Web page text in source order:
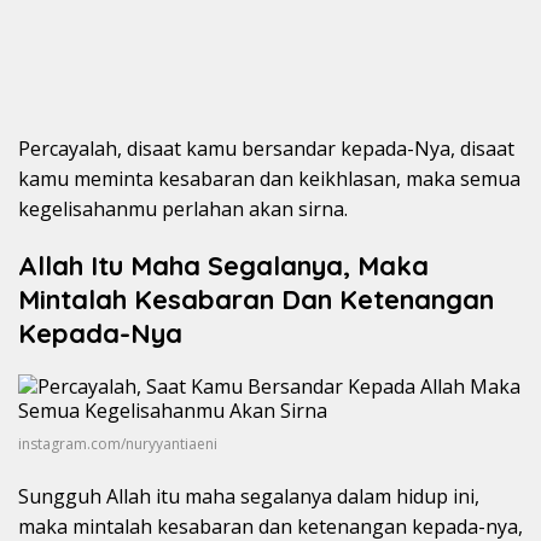
Percayalah, disaat kamu bersandar kepada-Nya, disaat
kamu meminta kesabaran dan keikhlasan, maka semua
kegelisahanmu perlahan akan sirna.
Allah Itu Maha Segalanya, Maka
Mintalah Kesabaran Dan Ketenangan
Kepada-Nya
instagram.com/nuryyantiaeni
Sungguh Allah itu maha segalanya dalam hidup ini,
maka mintalah kesabaran dan ketenangan kepada-nya,